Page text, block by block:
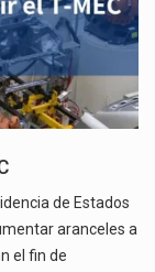
de Estados
aranceles a
el fin de